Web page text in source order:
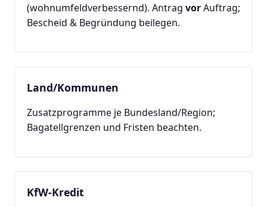
(wohnumfeldverbessernd). Antrag vorAuftrag;
Bescheid & Begründung beilegen.
Land/Kommunen
Zusatzprogramme je Bundesland/Region;
Bagatellgrenzen und Fristen beachten.
KfW-Kredit